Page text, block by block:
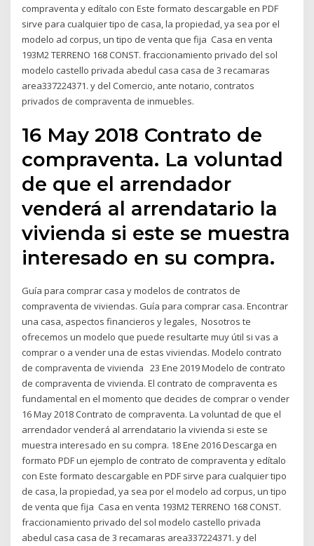
compraventa y edítalo con Este formato descargable en PDF
sirve para cualquier tipo de casa, la propiedad, ya sea por el
modelo ad corpus, un tipo de venta que fija Casa en venta
193M2 TERRENO 168 CONST. fraccionamiento privado del sol
modelo castello privada abedul casa casa de 3 recamaras
area337224371. y del Comercio, ante notario, contratos
privados de compraventa de inmuebles.
16 May 2018 Contrato de
compraventa. La voluntad
de que el arrendador
venderá al arrendatario la
vivienda si este se muestra
interesado en su compra.
Guía para comprar casa y modelos de contratos de
compraventa de viviendas. Guía para comprar casa. Encontrar
una casa, aspectos financieros y legales, Nosotros te
ofrecemos un modelo que puede resultarte muy útil si vas a
comprar o a vender una de estas viviendas. Modelo contrato
de compraventa de vivienda 23 Ene 2019 Modelo de contrato
de compraventa de vivienda. El contrato de compraventa es
fundamental en el momento que decides de comprar o vender
16 May 2018 Contrato de compraventa. La voluntad de que el
arrendador venderá al arrendatario la vivienda si este se
muestra interesado en su compra. 18 Ene 2016 Descarga en
formato PDF un ejemplo de contrato de compraventa y edítalo
con Este formato descargable en PDF sirve para cualquier tipo
de casa, la propiedad, ya sea por el modelo ad corpus, un tipo
de venta que fija Casa en venta 193M2 TERRENO 168 CONST.
fraccionamiento privado del sol modelo castello privada
abedul casa casa de 3 recamaras area337224371. y del